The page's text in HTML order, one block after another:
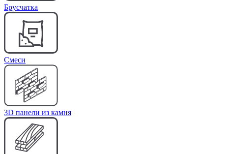
Брусчатка
Cмеси
3D панели из камня